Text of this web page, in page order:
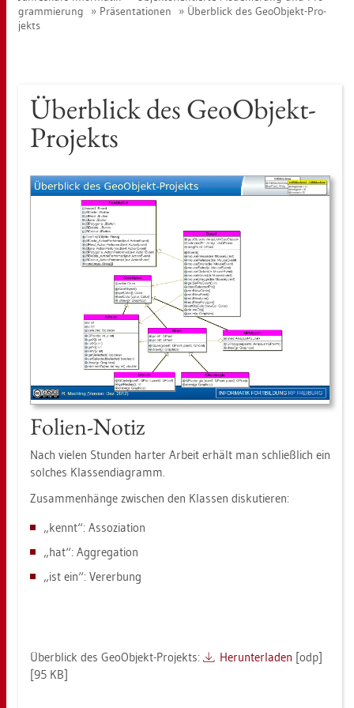
gram­mie­rung
Prä­sen­ta­tio­nen
Über­blick des Geo­Ob­jekt-Pro­
jekts
Über­blick des Geo­Ob­jekt-
Pro­jekts
Fo­li­en-Notiz
Nach vie­len Stun­den har­ter Ar­beit er­hält man schließ­lich ein
sol­ches Klas­sen­dia­gramm.
Zu­sam­men­hän­ge zwi­schen den Klas­sen dis­ku­tie­ren:
„kennt“: As­so­zia­ti­on
„hat“: Ag­gre­ga­ti­on
„ist ein“: Ver­er­bung
Über­blick des Geo­Ob­jekt-Pro­jekts: Her­un­ter­la­den [odp]
[95 KB]